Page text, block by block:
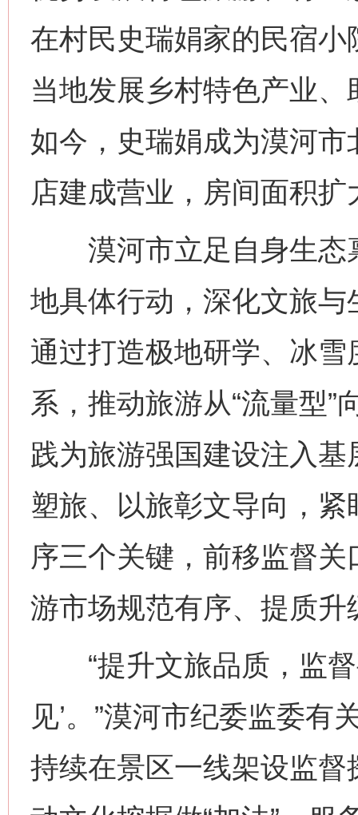
在村民史瑞娟家的民宿
当地发展乡村特色产业
如今，史瑞娟成为漠河
店建成营业，房间面积
漠河市立足自身生态
地具体行动，深化文旅
通过打造极地研学、冰
系，推动旅游从“流量型”
践为旅游强国建设注入
塑旅、以旅彰文导向，
序三个关键，前移监督
游市场规范有序、提质升
“提升文旅品质，监督
见’。”漠河市纪委监委
持续在景区一线架设监